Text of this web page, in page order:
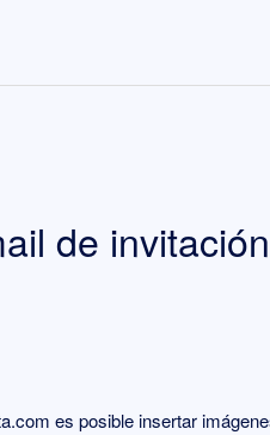
de invitación
es posible insertar